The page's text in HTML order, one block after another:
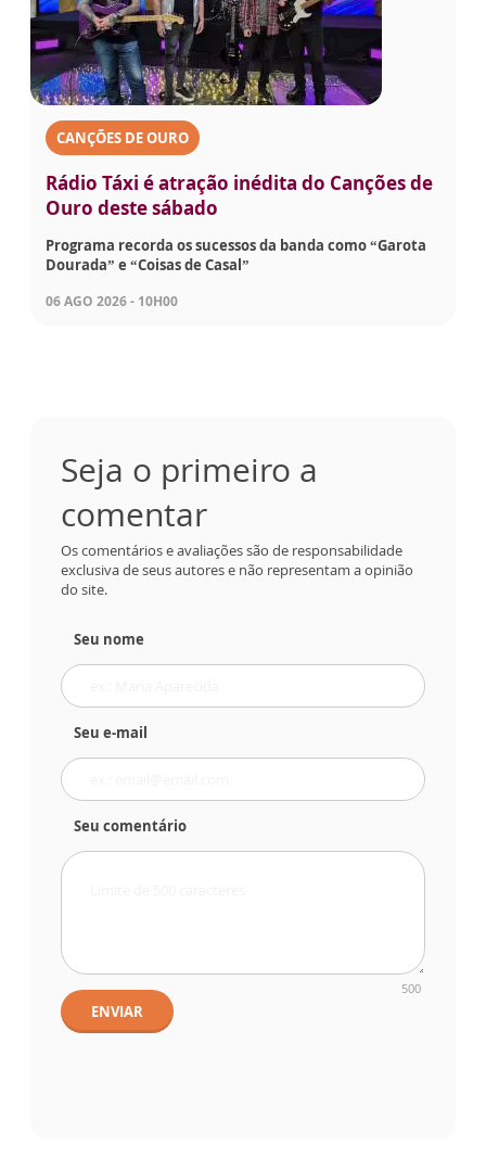
CANÇÕES DE OURO
Rádio Táxi é atração inédita do Canções de
Ouro deste sábado
Programa recorda os sucessos da banda como “Garota
Dourada” e “Coisas de Casal”
06 AGO 2026 - 10H00
Seja o primeiro a
comentar
Os comentários e avaliações são de responsabilidade
exclusiva de seus autores e não representam a opinião
do site.
Seu nome
Seu e-mail
Seu comentário
500
ENVIAR